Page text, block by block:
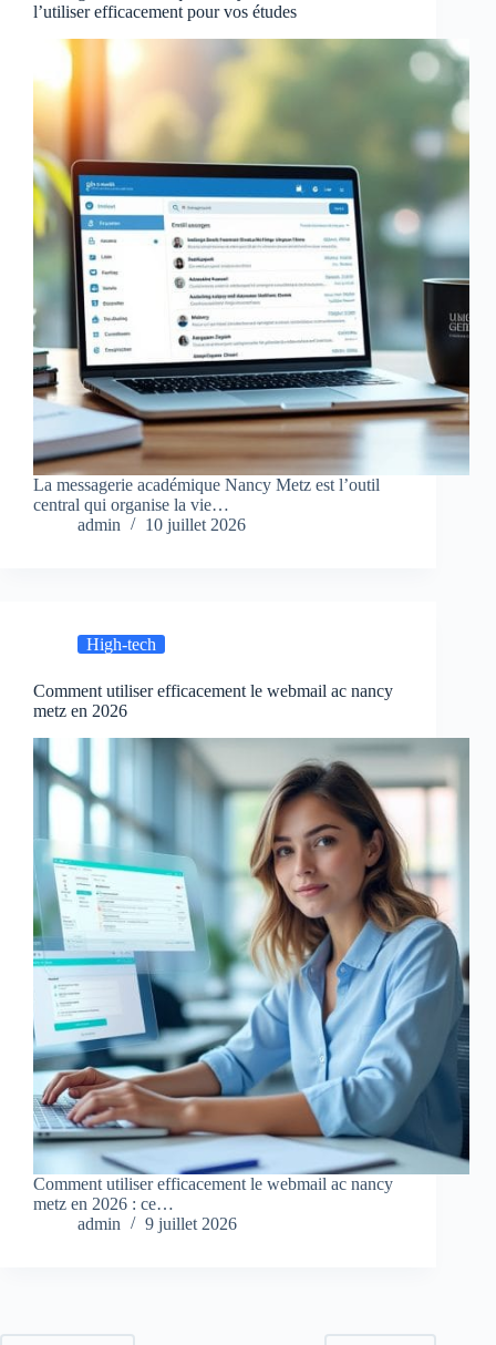
l’utiliser efficacement pour vos études
La messagerie académique Nancy Metz est l’outil
central qui organise la vie…
admin
10 juillet 2026
High-tech
Comment utiliser efficacement le webmail ac nancy
metz en 2026
Comment utiliser efficacement le webmail ac nancy
metz en 2026 : ce…
admin
9 juillet 2026